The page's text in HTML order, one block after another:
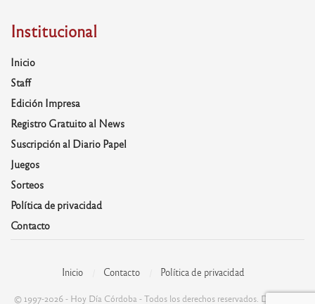
Institucional
Inicio
Staff
Edición Impresa
Registro Gratuito al News
Suscripción al Diario Papel
Juegos
Sorteos
Política de privacidad
Contacto
Inicio Contacto Política de privacidad
© 1997-2026 - Hoy Día Córdoba - Todos los derechos reservados. Desarrolla: